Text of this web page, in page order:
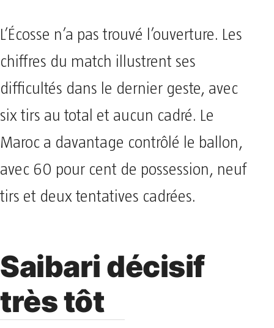
L’Écosse n’a pas trouvé l’ouverture. Les
chiffres du match illustrent ses
difficultés dans le dernier geste, avec
six tirs au total et aucun cadré. Le
Maroc a davantage contrôlé le ballon,
avec 60 pour cent de possession, neuf
tirs et deux tentatives cadrées.
Saibari décisif
très tôt